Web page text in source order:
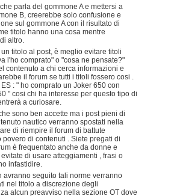
parla del gommone A e mettersi a
B, creerebbe solo confusione e
sul gommone A con il risultato di
titolo hanno una cosa mentre
altro.
titolo al post, è meglio evitare titoli
l'ho comprato" o "cosa ne pensate?"
contenuto a chi cerca informazioni e
il forum se tutti i titoli fossero cosi .
: " ho comprato un Joker 650 con
" cosi chi ha interesse per questo tipo di
a curiosare.
sono ben accette ma i post pieni di
nautico verranno spostati nella
di riempire il forum di battute
di contenuti . Siete pregati di
è frequentato anche da donne e
di usare atteggiamenti , frasi o
infastidire.
avranno seguito tali norme verranno
nel titolo a discrezione degli
alcun preavviso nella sezione OT dove